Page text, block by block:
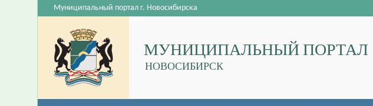
МУНИЦИПАЛЬНЫЙ ПОРТАЛ
НОВОСИБИРСК
Муниципальный портал г. Новосибирска